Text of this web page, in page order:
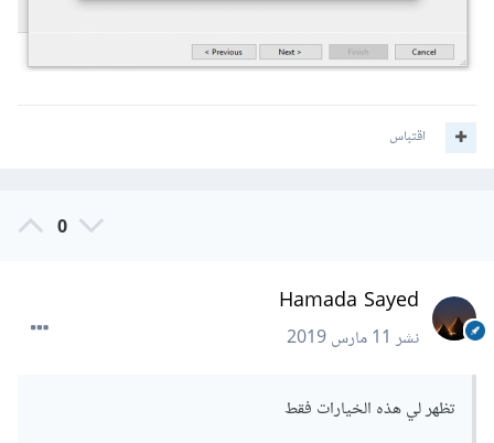
اقتباس
0
Hamada Sayed
نشر11 مارس 2019
تظهر لي هذه الخيارات فقط